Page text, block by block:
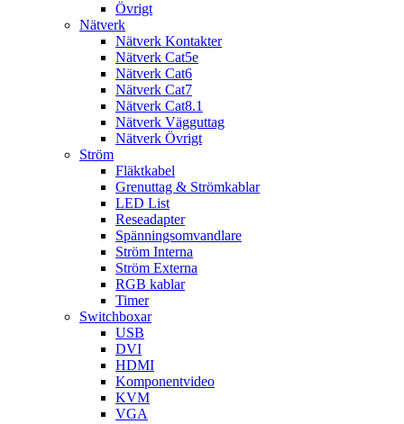
Övrigt
Nätverk
Nätverk Kontakter
Nätverk Cat5e
Nätverk Cat6
Nätverk Cat7
Nätverk Cat8.1
Nätverk Vägguttag
Nätverk Övrigt
Ström
Fläktkabel
Grenuttag & Strömkablar
LED List
Reseadapter
Spänningsomvandlare
Ström Interna
Ström Externa
RGB kablar
Timer
Switchboxar
USB
DVI
HDMI
Komponentvideo
KVM
VGA